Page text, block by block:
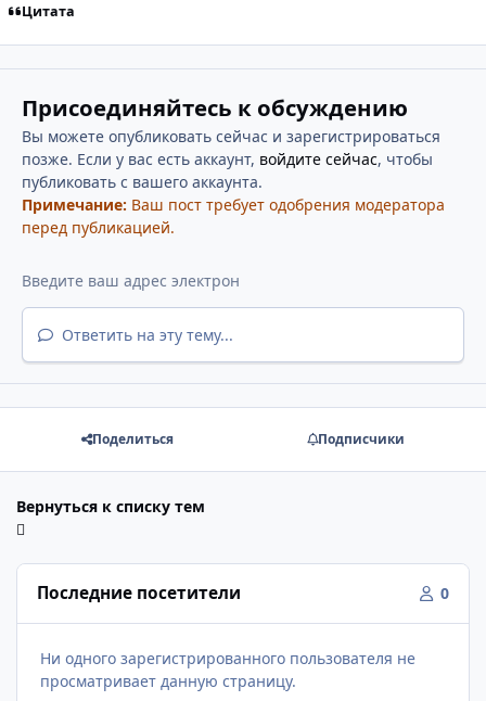
Цитата
Присоединяйтесь к обсуждению
Вы можете опубликовать сейчас и зарегистрироваться
позже. Если у вас есть аккаунт, войдите сейчас, чтобы
публиковать с вашего аккаунта.
Примечание: Ваш пост требует одобрения модератора
перед публикацией.
Ответить на эту тему...
Поделиться Подписчики
Вернуться к списку тем
Последние посетители 0
Ни одного зарегистрированного пользователя не
просматривает данную страницу.